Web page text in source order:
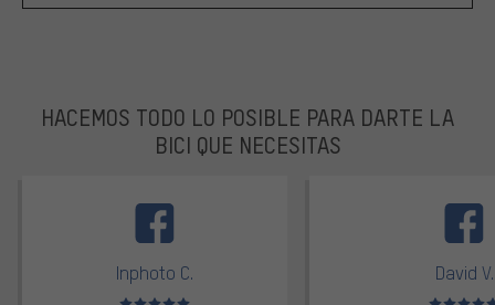
HACEMOS TODO LO POSIBLE PARA DARTE LA
BICI QUE NECESITAS
Inphoto C.
Valoración media: 5 de 5
David V.
Valoración